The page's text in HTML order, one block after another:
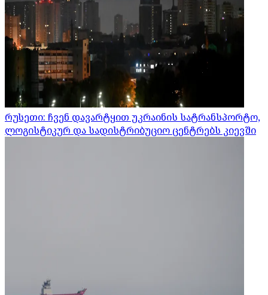
რუსეთი: ჩვენ დავარტყით უკრაინის სატრანსპორტო,
ლოგისტიკურ და სადისტრიბუციო ცენტრებს კიევში